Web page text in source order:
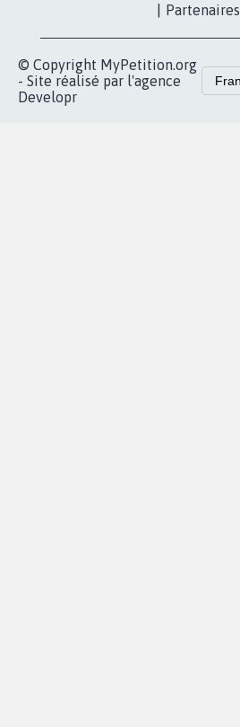
Partenaires
© Copyright MyPetition.org
- Site réalisé par l'agence
Developr